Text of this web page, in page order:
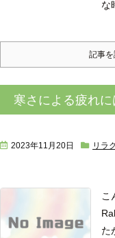
な
記事
寒さによる疲れに
2023年11月20日 リラ
こ
た